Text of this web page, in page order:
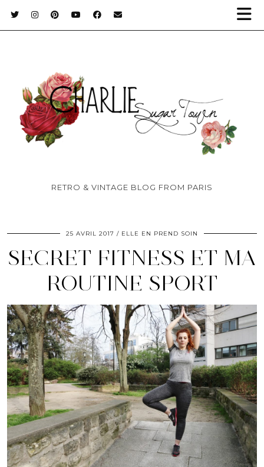
RETRO & VINTAGE BLOG FROM PARIS
25 AVRIL 2017 ELLE EN PREND SOIN
SECRET FITNESS ET MA
ROUTINE SPORT